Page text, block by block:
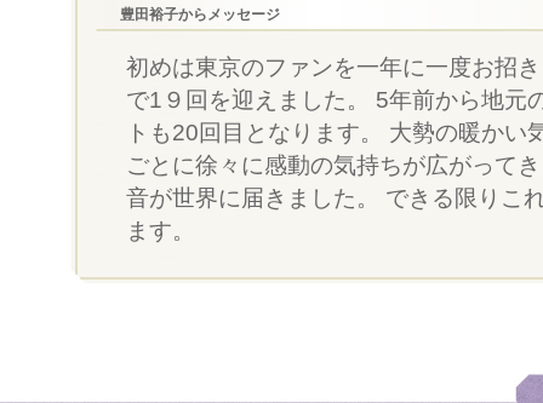
豊田裕子からメッセージ
初めは東京のファンを一年に一度お招
で1９回を迎えました。 5年前から地元
トも20回目となります。 大勢の暖かい
ごとに徐々に感動の気持ちが広がって
音が世界に届きました。 できる限りこ
ます。